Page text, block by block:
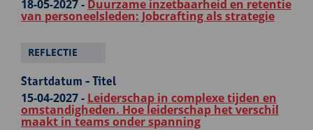
18-05-2027 - Duurzame inzetbaarheid en retentie
van personeelsleden: Jobcrafting als strategie
REFLECTIE
Startdatum - Titel
15-04-2027 - Leiderschap in complexe tijden en
omstandigheden. Hoe leiderschap het verschil
maakt in teams onder spanning